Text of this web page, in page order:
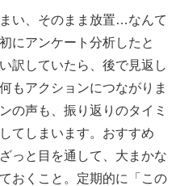
い、そのまま放置…なんて
にアンケート分析したと
訳していたら、後で見返し
もアクションにつながりま
の声も、振り返りのタイミ
てしまいます。おすすめ
っと目を通して、大まかな
おくこと。定期的に「この